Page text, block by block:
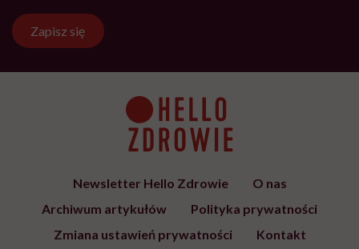
Zapisz się
Newsletter Hello Zdrowie
O nas
Archiwum artykułów
Polityka prywatności
Zmiana ustawień prywatności
Kontakt